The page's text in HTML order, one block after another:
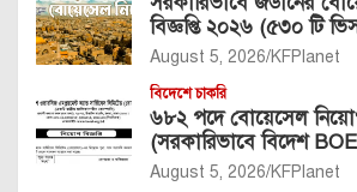
বিজ্ঞপ্তি ২০২৬ (৫৩০ টি
August 5, 2026 KFPlanet
বিদেশে চাকরি
৬৮২ পদে বোয়েসেল
(সরকারিভাবে বিদেশ
August 5, 2026 KFPlanet